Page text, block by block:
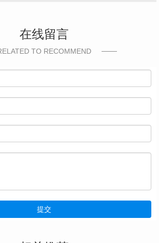
在线留言
TO RECOMMEND
提交